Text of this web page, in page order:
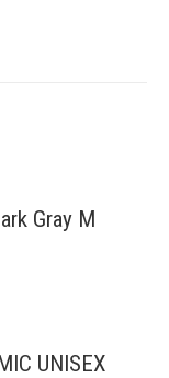
Gray M
UNISEX